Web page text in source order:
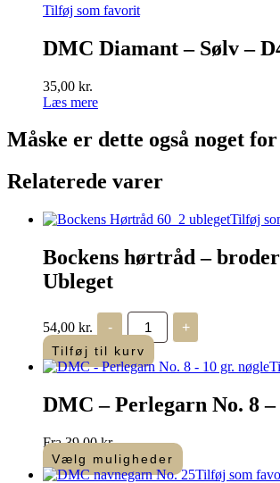
Tilføj som favorit
DMC Diamant – Sølv –
35,00 kr.
Læs mere
Måske er dette også noget
Relaterede varer
Tilføj
Bockens hørtråd –
Ubleget
54,00 kr. -
Bockens
hørtråd
-
broderitråd
-
Ubleget
+
Tilføj til kurv
DMC – Perlegarn No. 8 –
Fra39,00kr.
Vælg muligheder
Dette
Tilføj som